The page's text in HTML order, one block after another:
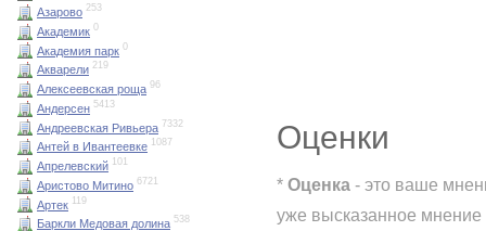
Азарово 253
Академик 0
Академия парк 0
Акварели 219
Алексеевская роща 96
Андерсен 5413
Андреевская Ривьера 7332
Антей в Ивантеевке 1087
Апрелевский 101
Аристово Митино 6721
Артек 119
Баркли Медовая долина 538
Оценки
* Оценка - это ваше
уже высказанное мнение